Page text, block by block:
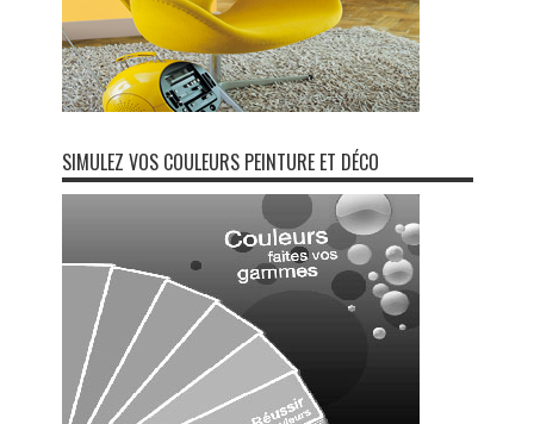
SIMULEZ VOS COULEURS PEINTURE ET DÉCO